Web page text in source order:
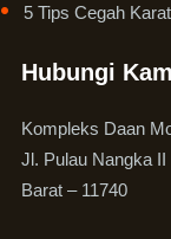
5 Tips Cegah
Hubungi
Kompleks Daan
Jl. Pulau Nangka
Barat – 11740